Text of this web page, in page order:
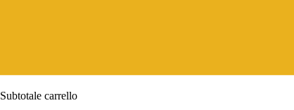
Subtotale carrello